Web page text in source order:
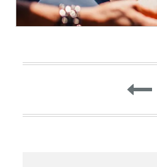
Nawigacja
po